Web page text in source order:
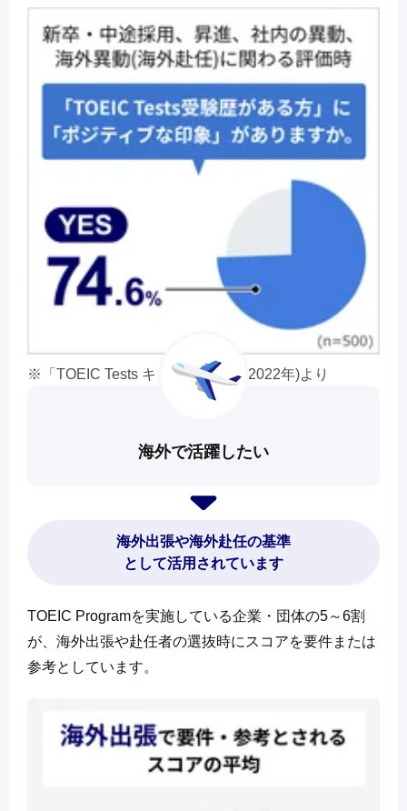
「TOEIC Tests キャリア調査」(2022年)より
海外で活躍したい
海外出張や海外赴任の基準
として活用されています
TOEIC Programを実施している企業・団体の5～6割
が、海外出張や赴任者の選抜時にスコアを要件または
参考としています。